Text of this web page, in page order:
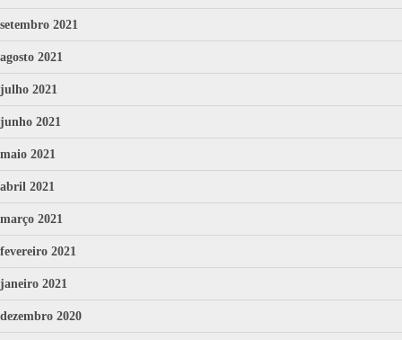
setembro 2021
agosto 2021
julho 2021
junho 2021
maio 2021
abril 2021
março 2021
fevereiro 2021
janeiro 2021
dezembro 2020